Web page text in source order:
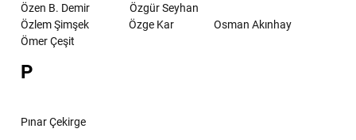
Özen B. Demir
Özgür Seyhan
Özlem Şimşek
Özge Kar
Osman Akınhay
Ömer Çeşit
P
Pınar Çekirge